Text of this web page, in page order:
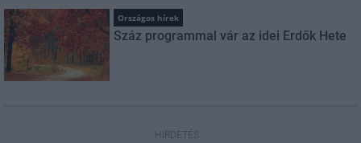
Országos hírek
Száz programmal vár az idei Erdők Hete
HIRDETÉS